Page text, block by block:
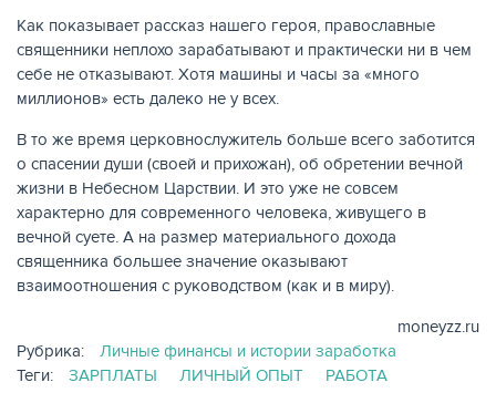
Как показывает рассказ нашего героя, православные
священники неплохо зарабатывают и практически ни в чем
себе не отказывают. Хотя машины и часы за «много
миллионов» есть далеко не у всех.
В то же время церковнослужитель больше всего заботится
о спасении души (своей и прихожан), об обретении вечной
жизни в Небесном Царствии. И это уже не совсем
характерно для современного человека, живущего в
вечной суете. А на размер материального дохода
священника большее значение оказывают
взаимоотношения с руководством (как и в миру).
moneyzz.ru
Рубрика:
Личные финансы и истории заработка
Теги:
ЗАРПЛАТЫ ЛИЧНЫЙ ОПЫТ РАБОТА